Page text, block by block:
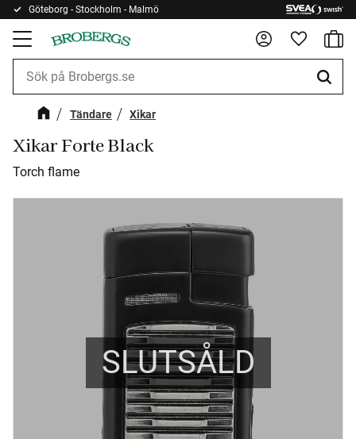
Meny
Göteborg - Stockholm - Malmö
Tändare Xikar
Xikar Forte Black
Torch flame
SLUTSÅLD